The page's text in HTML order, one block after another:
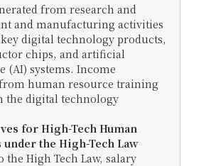
from research and
and manufacturing activities
digital technology products,
chips, and artificial
(AI) systems. Income
human resource training
the digital technology
for High-Tech Human
under the High-Tech Law
the High Tech Law, salary